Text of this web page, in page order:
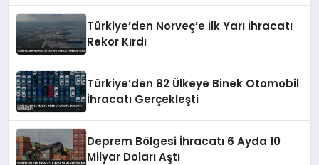
Türkiye’den Norveç’e İlk Yarı İhracatı
Rekor Kırdı
Türkiye’den 82 Ülkeye Binek Otomobil
İhracatı Gerçekleşti
Deprem Bölgesi İhracatı 6 Ayda 10
Milyar Doları Aştı